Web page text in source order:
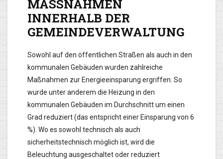
MASSNAHMEN
INNERHALB DER
GEMEINDEVERWALTUNG
Sowohl auf den öffentlichen Straßen als auch in den
kommunalen Gebäuden wurden zahlreiche
Maßnahmen zur Energieeinsparung ergriffen. So
wurde unter anderem die Heizung in den
kommunalen Gebäuden im Durchschnitt um einen
Grad reduziert (das entspricht einer Einsparung von 6
%). Wo es sowohl technisch als auch
sicherheitstechnisch möglich ist, wird die
Beleuchtung ausgeschaltet oder reduziert